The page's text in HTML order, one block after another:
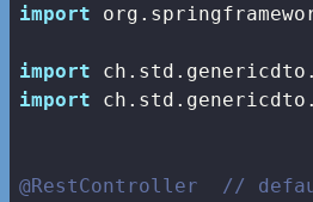
import
import
import
@RestController
//